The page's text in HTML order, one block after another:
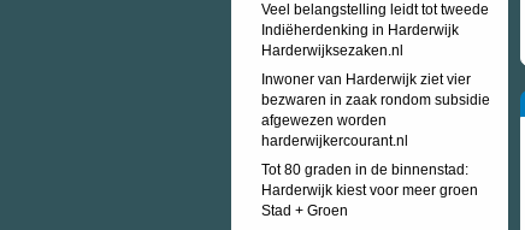
Veel belangstelling leidt tot tweede
Indiëherdenking in Harderwijk
Harderwijksezaken.nl
Inwoner van Harderwijk ziet vier
bezwaren in zaak rondom subsidie
afgewezen worden
harderwijkercourant.nl
Tot 80 graden in de binnenstad:
Harderwijk kiest voor meer groen
Stad + Groen